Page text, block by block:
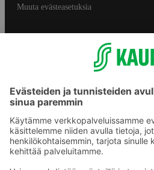
Muuta evästeasetuksia
S-ryhmän palvelut
S-ryhmä
Asiakasomistajuus
S-ostoslista -sovellus
Prisma.fi
Sokos.fi
S-Pankki